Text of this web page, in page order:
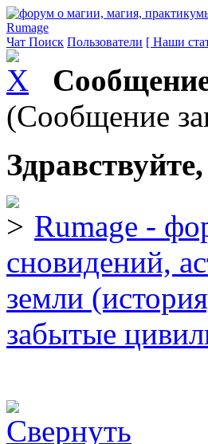
Rumage
Чат Поиск Пользователи [ Наши
(Сообщение
Rumage -
сновидений,
земли
забытые